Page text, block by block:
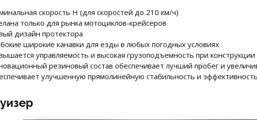
скорость H (для скоростей до 210 км/ч)
только для рынка мотоциклов-крейсеров
дизайн протектора
широкие канавки для езды в любых погодных условиях
управляемость и высокая грузоподъемность при конструкции
резиновый состав обеспечивает лучший пробег и
улучшенную прямолинейную стабильность и